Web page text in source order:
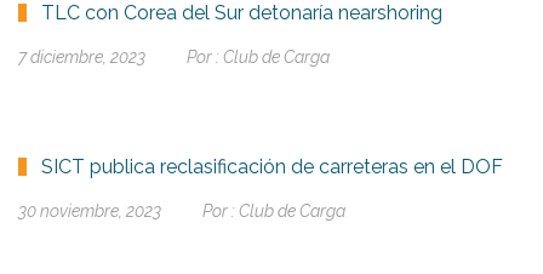
TLC con Corea del Sur detonaría nearshoring
7 diciembre, 2023 Por : Club de Carga
SICT publica reclasificación de carreteras en el DOF
30 noviembre, 2023 Por : Club de Carga